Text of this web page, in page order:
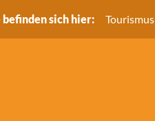
befinden sich hier: Tourismus